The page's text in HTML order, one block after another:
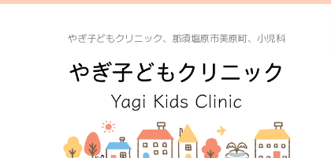
やぎ子どもクリニック、那須塩原市美原町、小児科